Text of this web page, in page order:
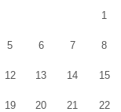
1
5 6 7 8
12 13 14 15
19 20 21 22